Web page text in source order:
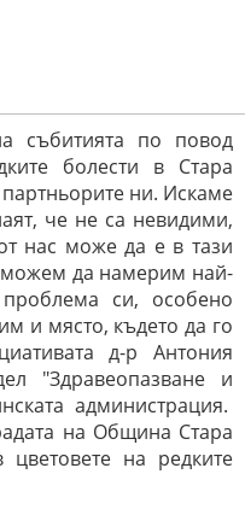
събитията по повод
болести в Стара
партньорите ни. Искаме
че не са невидими,
нас може да е в тази
можем да намерим най-
си, особено
и място, където да го
д-р Антония
"Здравеопазване и
администрация.
на Община Стара
на редките